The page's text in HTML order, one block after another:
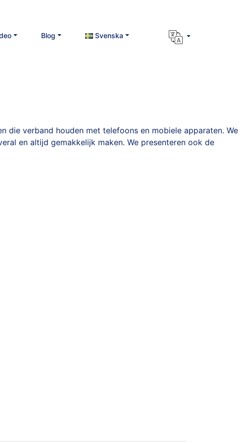
Blog Svenska
verband houden met telefoons en mobiele apparaten. We
en altijd gemakkelijk maken. We presenteren ook de